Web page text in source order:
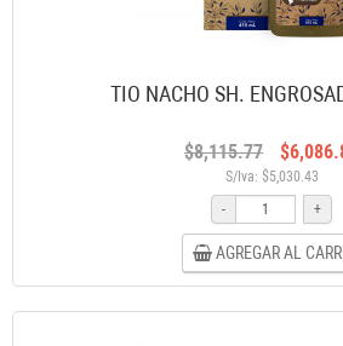
TIO NACHO SH.
$8,115.77
S/Iva: $5,030.43
-
+
AGREGAR AL